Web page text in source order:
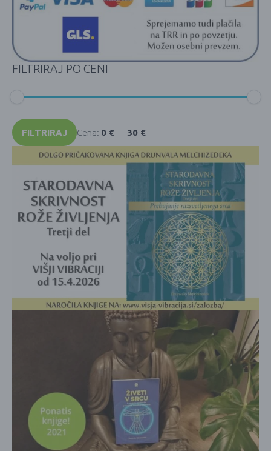
FILTRIRAJ PO CENI
Min
cena
Max
cenaFILTRIRAJ Cena: 0 €— 30 €